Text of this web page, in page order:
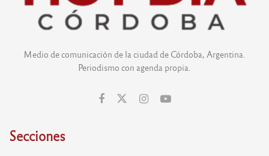
Medio de comunicación de la ciudad de Córdoba, Argentina.
Periodismo con agenda propia.
Secciones